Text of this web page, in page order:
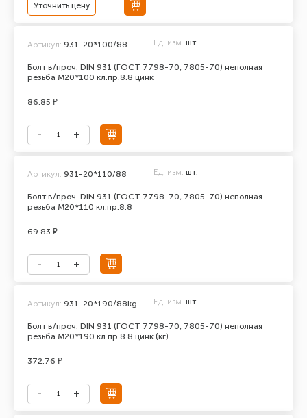
Уточнить цену
Болт в/проч. DIN 931 (ГОСТ 7798-70, 7805-70) неполная
резьба М20*100 кл.пр.8.8 цинк
Артикул: 931-20*100/88 Ед. изм. шт.
86.85 ₽
Болт в/проч. DIN 931 (ГОСТ 7798-70, 7805-70) неполная
резьба М20*110 кл.пр.8.8
Артикул: 931-20*110/88 Ед. изм. шт.
69.83 ₽
Болт в/проч. DIN 931 (ГОСТ 7798-70, 7805-70) неполная
резьба М20*190 кл.пр.8.8 цинк (кг)
Артикул: 931-20*190/88kg Ед. изм. шт.
372.76 ₽